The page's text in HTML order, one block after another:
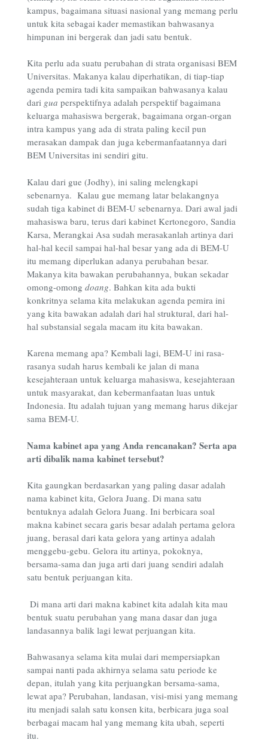
kampus, bagaimana situasi nasional yang memang perlu
untuk kita sebagai kader memastikan bahwasanya
himpunan ini bergerak dan jadi satu bentuk.
Kita perlu ada suatu perubahan di strata organisasi BEM
Universitas. Makanya kalau diperhatikan, di tiap-tiap
agenda pemira tadi kita sampaikan bahwasanya kalau
dari gua perspektifnya adalah perspektif bagaimana
keluarga mahasiswa bergerak, bagaimana organ-organ
intra kampus yang ada di strata paling kecil pun
merasakan dampak dan juga kebermanfaatannya dari
BEM Universitas ini sendiri gitu.
Kalau dari gue (Jodhy), ini saling melengkapi
sebenarnya. Kalau gue memang latar belakangnya
sudah tiga kabinet di BEM-U sebenarnya. Dari awal jadi
mahasiswa baru, terus dari kabinet Kertonegoro, Sandia
Karsa, Merangkai Asa sudah merasakanlah artinya dari
hal-hal kecil sampai hal-hal besar yang ada di BEM-U
itu memang diperlukan adanya perubahan besar.
Makanya kita bawakan perubahannya, bukan sekadar
omong-omong doang. Bahkan kita ada bukti
konkritnya selama kita melakukan agenda pemira ini
yang kita bawakan adalah dari hal struktural, dari hal-
hal substansial segala macam itu kita bawakan.
Karena memang apa? Kembali lagi, BEM-U ini rasa-
rasanya sudah harus kembali ke jalan di mana
kesejahteraan untuk keluarga mahasiswa, kesejahteraan
untuk masyarakat, dan kebermanfaatan luas untuk
Indonesia. Itu adalah tujuan yang memang harus dikejar
sama BEM-U.
Nama kabinet apa yang Anda rencanakan? Serta apa
arti dibalik nama kabinet tersebut?
Kita gaungkan berdasarkan yang paling dasar adalah
nama kabinet kita, Gelora Juang. Di mana satu
bentuknya adalah Gelora Juang. Ini berbicara soal
makna kabinet secara garis besar adalah pertama gelora
juang, berasal dari kata gelora yang artinya adalah
menggebu-gebu. Gelora itu artinya, pokoknya,
bersama-sama dan juga arti dari juang sendiri adalah
satu bentuk perjuangan kita.
Di mana arti dari makna kabinet kita adalah kita mau
bentuk suatu perubahan yang mana dasar dan juga
landasannya balik lagi lewat perjuangan kita.
Bahwasanya selama kita mulai dari mempersiapkan
sampai nanti pada akhirnya selama satu periode ke
depan, itulah yang kita perjuangkan bersama-sama,
lewat apa? Perubahan, landasan, visi-misi yang memang
itu menjadi salah satu konsen kita, berbicara juga soal
berbagai macam hal yang memang kita ubah, seperti
itu.